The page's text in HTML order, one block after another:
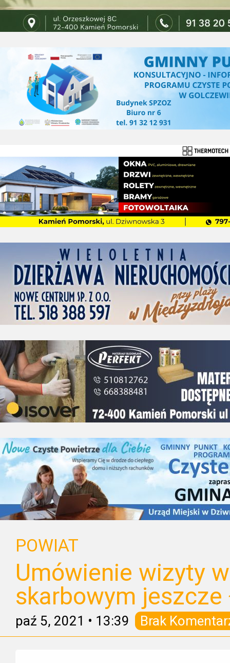
POWIAT
Umówienie wizyty
skarbowym jeszcze
paź 5, 2021 • 13:39 Brak